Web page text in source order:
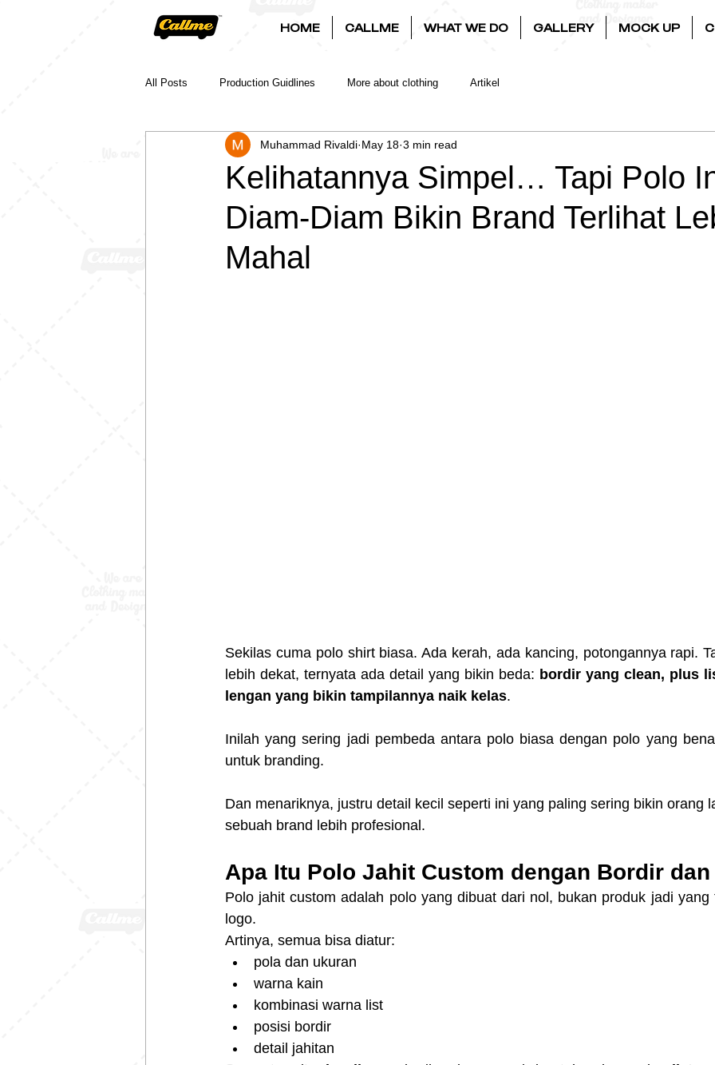
HOME CALLME WHAT WE DO GALLERY MOCK UP
All Posts Production Guidlines More about clothing Artikel
Kelihatannya Simpel… Tapi Polo
Diam-Diam Bikin Brand Terlihat
Mahal
Muhammad Rivaldi May 18 3 min read
Sekilas cuma polo shirt biasa. Ada kerah, ada kancing, potongannya rapi.
lebih dekat, ternyata ada detail yang bikin beda: bordir yang clean, plus
lengan yang bikin tampilannya naik kelas.
Inilah yang sering jadi pembeda antara polo biasa dengan polo yang
untuk branding.
Dan menariknya, justru detail kecil seperti ini yang paling sering bikin orang
sebuah brand lebih profesional.
Apa Itu Polo Jahit Custom dengan Bordir
Polo jahit custom adalah polo yang dibuat dari nol, bukan produk jadi yang
logo.
Artinya, semua bisa diatur:
pola dan ukuran
warna kain
kombinasi warna list
posisi bordir
detail jahitan